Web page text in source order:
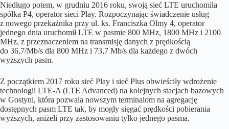
Niedługo potem, w grudniu 2016 roku, swoją sieć LTE uruchomiła
spółka P4, operator sieci Play. Rozpoczynając świadczenie usług
z nowego przekaźnika przy ul. ks. Franciszka Olmy 4, operator
jednego dnia uruchomił LTE w pasmie 800 MHz, 1800 MHz i 2100
MHz, z przeznaczeniem na transmisję danych z prędkością
do 36,7/Mb/s dla 800 MHz i 73,7 Mb/s dla każdego z dwóch
wyższych pasm.
Z początkiem 2017 roku sieć Play i sieć Plus obwieściły wdrożenie
technologii LTE-A (LTE Advanced) na kolejnych stacjach bazowych
w Gostyni, która pozwala nowszym terminalom na agregację
dostępnych pasm LTE tak, by mogły sięgać prędkości pobierania
wyższych, aniżeli przy zastosowaniu tylko jednego pasma.